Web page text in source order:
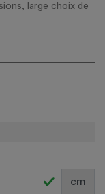
large choix de
cm